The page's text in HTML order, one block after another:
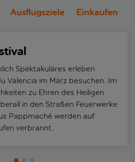
Ausflugsziele Einkaufen
Spektakuläres erleben
Valencia im März besuchen. Im
zu Ehren des Heiligen
in den Straßen Feuerwerke
Pappmaché werden auf
verbrannt.